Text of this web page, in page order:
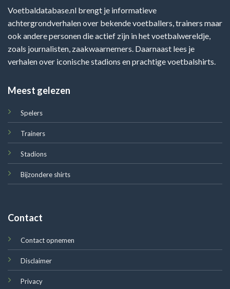
Voetbaldatabase.nl brengt je informatieve
achtergrondverhalen over bekende voetballers, trainers maar
ook andere personen die actief zijn in het voetbalwereldje,
zoals journalisten, zaakwaarnemers. Daarnaast lees je
verhalen over iconische stadions en prachtige voetbalshirts.
Meest gelezen
Spelers
Trainers
Stadions
Bijzondere shirts
Contact
Contact opnemen
Disclaimer
Privacy